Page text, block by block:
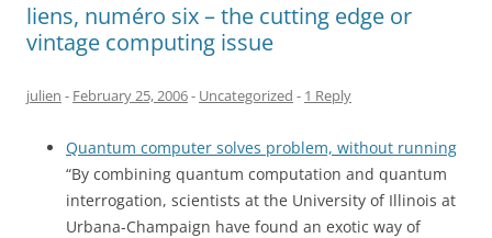
liens, numéro six – the cutting edge or
vintage computing issue
julien - February 25, 2006- Uncategorized - 1 Reply
Quantum computer solves problem, without running
“By combining quantum computation and quantum
interrogation, scientists at the University of Illinois at
Urbana-Champaign have found an exotic way of